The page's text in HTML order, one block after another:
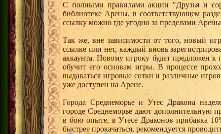
С полными правилами акции "Друзья и
библиотеке Арены, в соответствующем
ссылку можно где угодно за пределами
Так же, вне зависимости от того, новый
ссылке или нет, каждый вновь
аккаунта. Новому игроку будет предложен
обучит его основам игры. В процессе
выдаваться игровые сотки и различные
уже доступен на Арене.
Города Среднеморье и Утес Дракона
городе Среднеморье дают дополнительную
в бою опыте, в Утесе Драконов прибавка
быстрее прокачаться, рекомендуется